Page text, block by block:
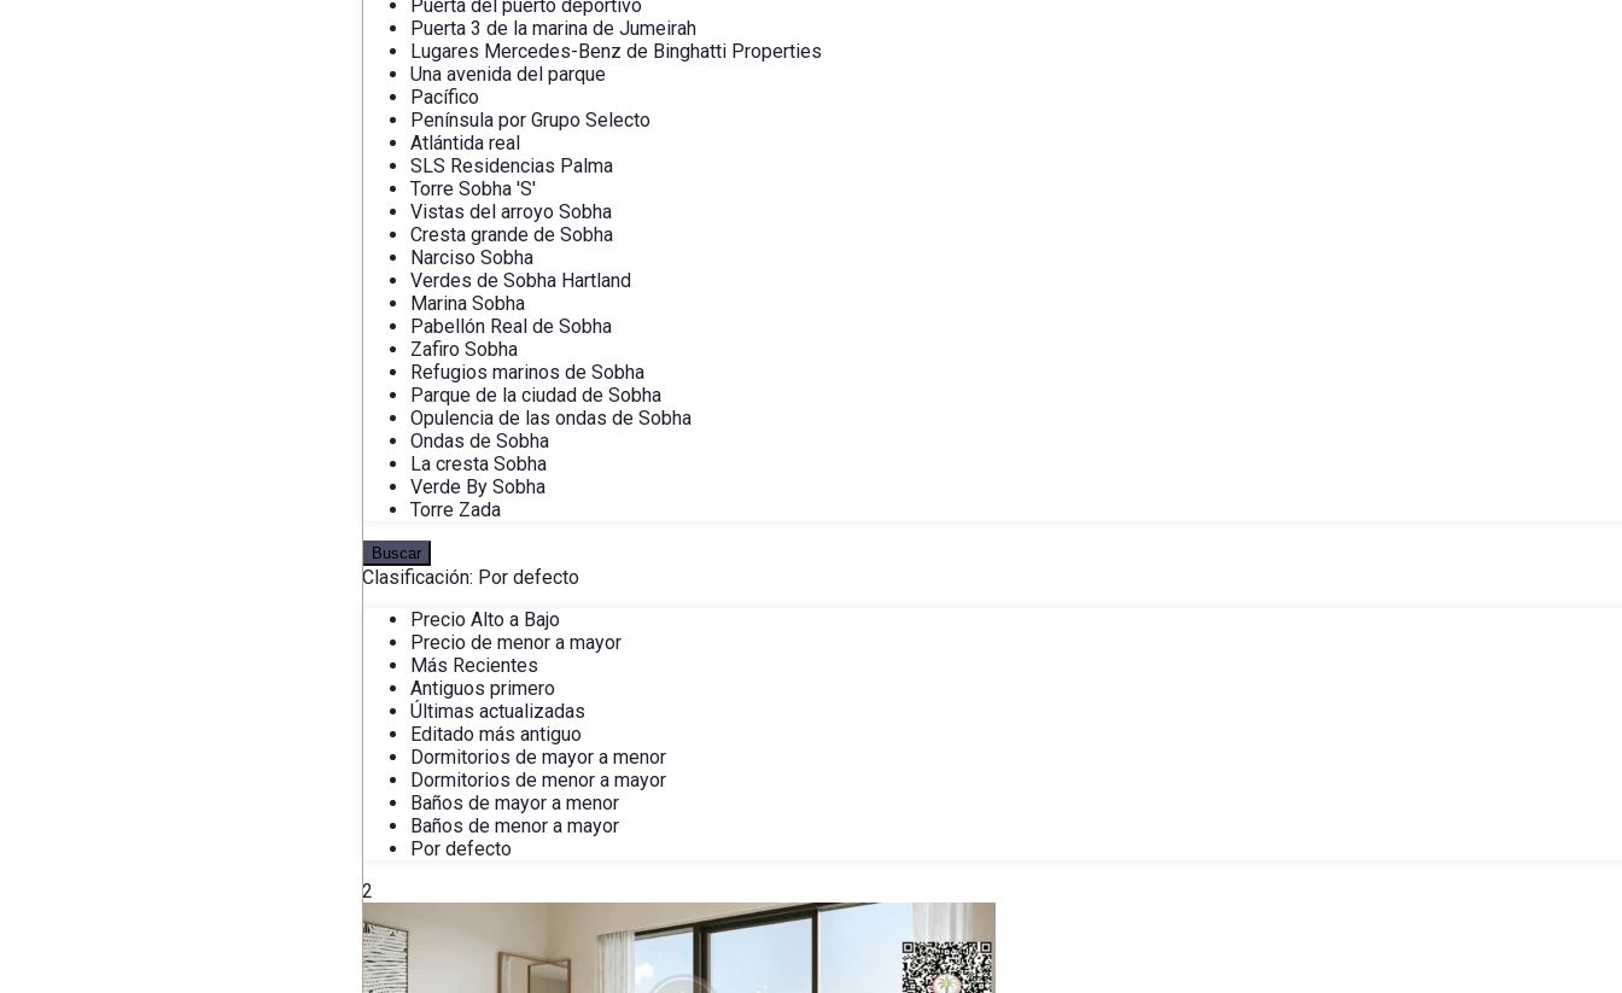
Puerta del puerto deportivo
Puerta 3 de la marina de Jumeirah
Lugares Mercedes-Benz de Binghatti Properties
Una avenida del parque
Pacífico
Península por Grupo Selecto
Atlántida real
SLS Residencias Palma
Torre Sobha 'S'
Vistas del arroyo Sobha
Cresta grande de Sobha
Narciso Sobha
Verdes de Sobha Hartland
Marina Sobha
Pabellón Real de Sobha
Zafiro Sobha
Refugios marinos de Sobha
Parque de la ciudad de Sobha
Opulencia de las ondas de Sobha
Ondas de Sobha
La cresta Sobha
Verde By Sobha
Torre Zada
Buscar
Clasificación: Por defecto
Precio Alto a Bajo
Precio de menor a mayor
Más Recientes
Antiguos primero
Últimas actualizadas
Editado más antiguo
Dormitorios de mayor a menor
Dormitorios de menor a mayor
Baños de mayor a menor
Baños de menor a mayor
Por defecto
2